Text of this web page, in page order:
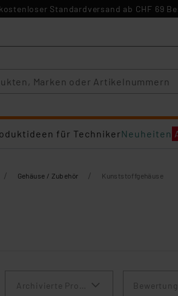
Standardversand ab CHF 69
für TechnikerNeuheiten
/ Gehäuse / Zubehör / Kunststoffgehäuse
Archivierte Produkte anzeigenBewertung